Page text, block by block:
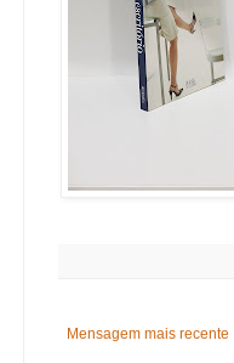
Mensagem mais recente